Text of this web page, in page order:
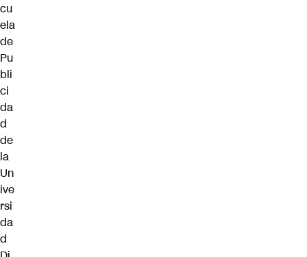
cu
ela
de
Pu
bli
ci
da
d
de
la
Un
ive
rsi
da
d